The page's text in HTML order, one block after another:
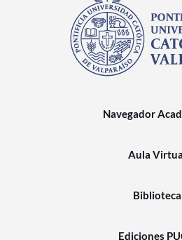
Navegador
Aula
Biblioteca
Ediciones